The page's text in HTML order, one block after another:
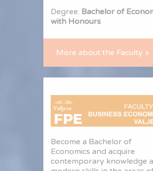
Degree: Bachelor of
with Honours
More about the Faculty »
Become a Bachelor of
Economics and acquire
contemporary knowledge